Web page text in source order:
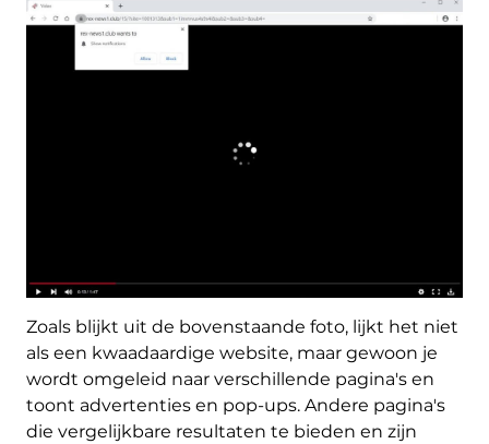
Zoals blijkt uit de bovenstaande foto, lijkt het niet
als een kwaadaardige website, maar gewoon je
wordt omgeleid naar verschillende pagina's en
toont advertenties en pop-ups. Andere pagina's
die vergelijkbare resultaten te bieden en zijn